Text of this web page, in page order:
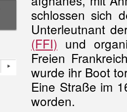
schlossen sich
Unterleutnant
(FFI) und
Freien
wurde ihr Boot
Eine Straße im
worden.